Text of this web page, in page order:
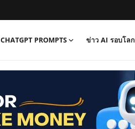
CHATGPT PROMPTS ข่าว AI รอบโลก